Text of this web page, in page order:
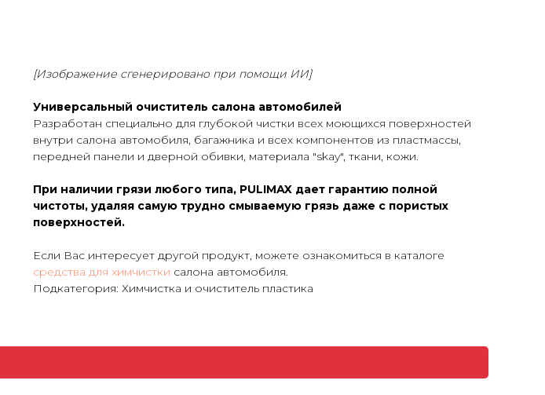
[Изображение сгенерировано при помощи ИИ]
Универсальный очиститель салона автомобилей
Разработан специально для глубокой чистки всех моющихся поверхностей
внутри салона автомобиля, багажника и всех компонентов из пластмассы,
передней панели и дверной обивки, материала "skay", ткани, кожи.
При наличии грязи любого типа, PULIMAX дает гарантию полной
чистоты, удаляя самую трудно смываемую грязь даже с пористых
поверхностей.
Если Вас интересует другой продукт, можете ознакомиться в каталоге
средства для химчистки салона автомобиля.
Подкатегория: Химчистка и очиститель пластика